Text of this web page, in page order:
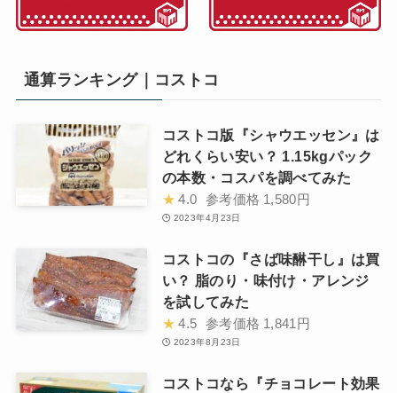
通算ランキング｜コストコ
コストコ版『シャウエッセン』は
どれくらい安い？ 1.15kgパック
の本数・コスパを調べてみた
★ 4.0 参考価格 1,580円
2023年4月23日
コストコの『さば味醂干し』は買
い？ 脂のり・味付け・アレンジ
を試してみた
★ 4.5 参考価格 1,841円
2023年8月23日
コストコなら『チョコレート効果